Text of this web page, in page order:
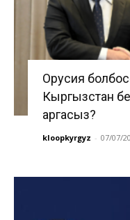
Орусия
Кыргызстан
аргасыз?
kloopkyrgyz - 07/07/